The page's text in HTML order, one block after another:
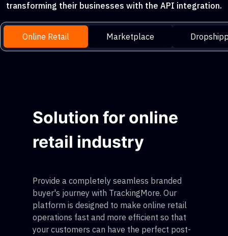
transforming their businesses with the API integration.
Online Retail Marketplace
Solution for online
retail industry
Provide a completely seamless branded
buyer's journey with TrackingMore. Our
platform is designed to make online retail
operations fast and more efficient so that
your customers can have the perfect post-